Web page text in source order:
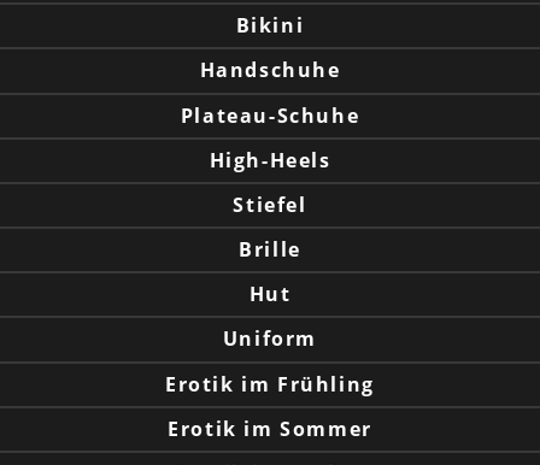
Bikini
Handschuhe
Plateau-Schuhe
High-Heels
Stiefel
Brille
Hut
Uniform
Erotik im Frühling
Erotik im Sommer